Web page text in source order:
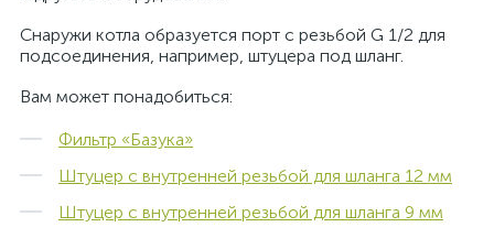
Снаружи котла образуется порт с резьбой G 1/2 для
подсоединения, например, штуцера под шланг.
Вам может понадобиться:
Фильтр «Базука»
Штуцер с внутренней резьбой для шланга 12 мм
Штуцер с внутренней резьбой для шланга 9 мм